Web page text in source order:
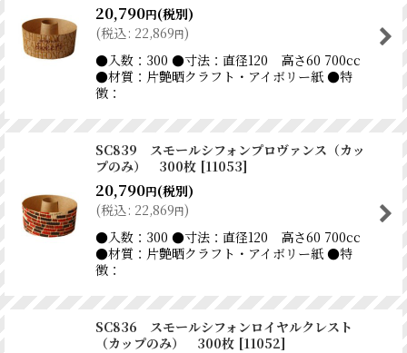
20,790円(税別)
(税込: 22,869円)
●入数：300 ●寸法：直径120 高さ60 700cc
●材質：片艶晒クラフト・アイボリー紙 ●特
徴：
SC839 スモールシフォンプロヴァンス（カッ
プのみ） 300枚 [11053]
20,790円(税別)
(税込: 22,869円)
●入数：300 ●寸法：直径120 高さ60 700cc
●材質：片艶晒クラフト・アイボリー紙 ●特
徴：
SC836 スモールシフォンロイヤルクレスト
（カップのみ） 300枚 [11052]